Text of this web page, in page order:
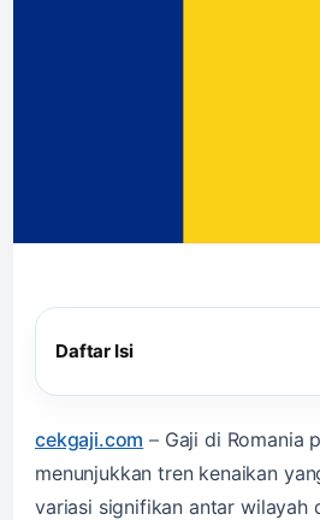
Daftar Isi
cekgaji.com – Gaji di Romania
menunjukkan tren kenaikan
variasi signifikan antar wilayah